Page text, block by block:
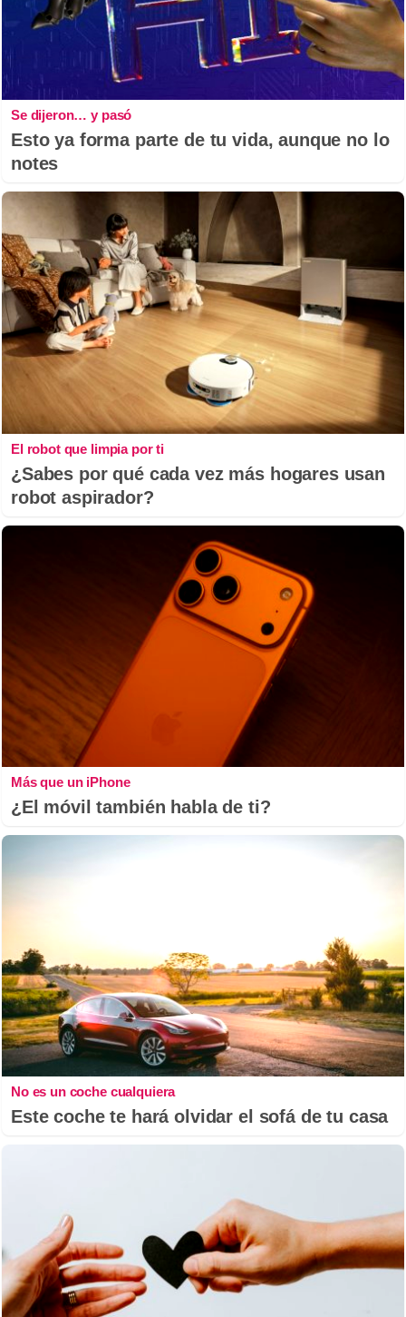
Se dijeron… y pasó
Esto ya forma parte de tu vida, aunque no lo
notes
El robot que limpia por ti
¿Sabes por qué cada vez más hogares usan
robot aspirador?
Más que un iPhone
¿El móvil también habla de ti?
No es un coche cualquiera
Este coche te hará olvidar el sofá de tu casa